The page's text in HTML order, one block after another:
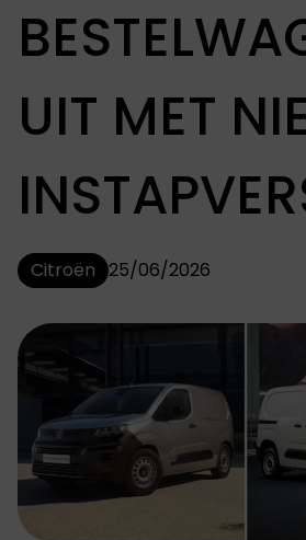
UIT MET
Citroën 25/06/2026